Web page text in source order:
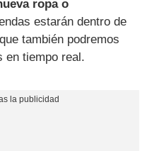
ropa o
estarán dentro de
también podremos
en tiempo real.